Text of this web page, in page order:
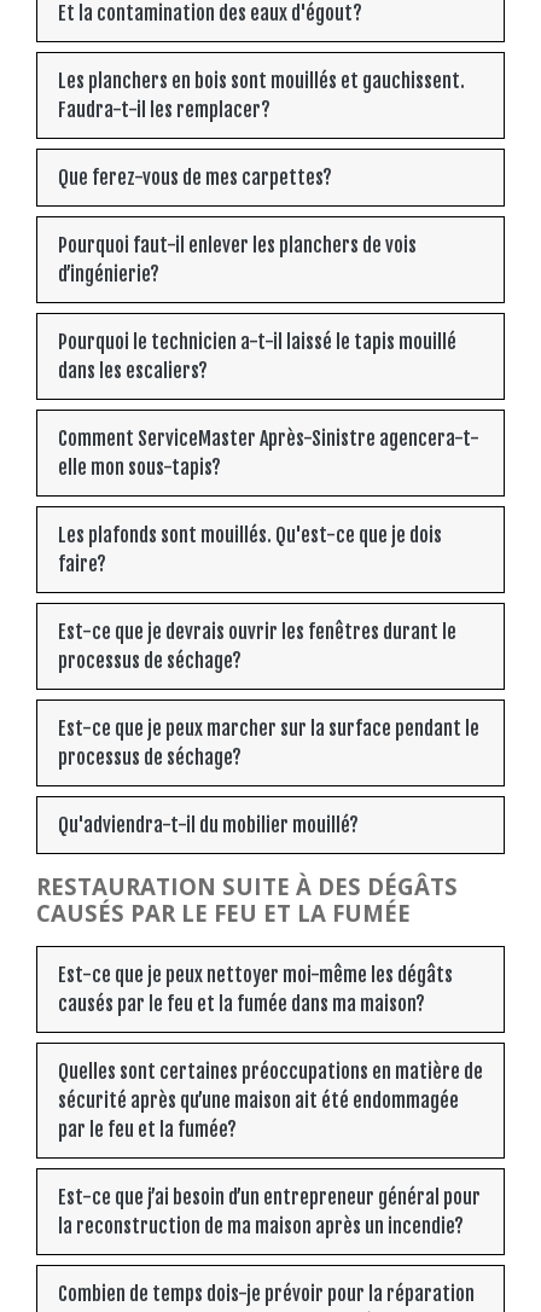
Et la contamination des eaux d'égout?
Les planchers en bois sont mouillés et gauchissent.
Faudra-t-il les remplacer?
Que ferez-vous de mes carpettes?
Pourquoi faut-il enlever les planchers de vois
d’ingénierie?
Pourquoi le technicien a-t-il laissé le tapis mouillé
dans les escaliers?
Comment ServiceMaster Après-Sinistre agencera-t-
elle mon sous-tapis?
Les plafonds sont mouillés. Qu'est-ce que je dois
faire?
Est-ce que je devrais ouvrir les fenêtres durant le
processus de séchage?
Est-ce que je peux marcher sur la surface pendant le
processus de séchage?
Qu'adviendra-t-il du mobilier mouillé?
RESTAURATION SUITE À DES DÉGÂTS
CAUSÉS PAR LE FEU ET LA FUMÉE
Est-ce que je peux nettoyer moi-même les dégâts
causés par le feu et la fumée dans ma maison?
Quelles sont certaines préoccupations en matière de
sécurité après qu’une maison ait été endommagée
par le feu et la fumée?
Est-ce que j’ai besoin d’un entrepreneur général pour
la reconstruction de ma maison après un incendie?
Combien de temps dois-je prévoir pour la réparation